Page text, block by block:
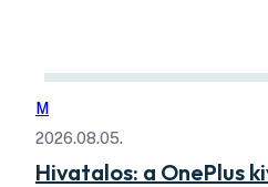
M
2026.08.05.
Hivatalos: a OnePlus